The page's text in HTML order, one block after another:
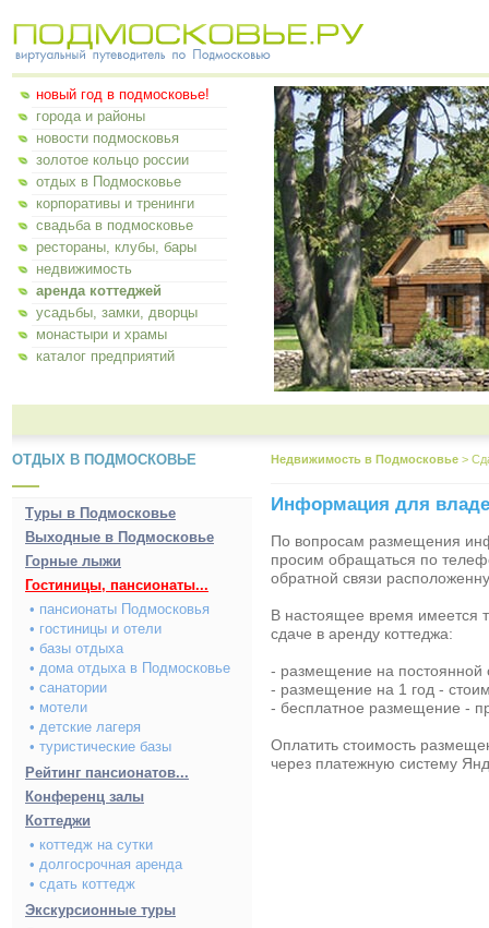
новый год в подмосковье!
города и районы
новости подмосковья
золотое кольцо россии
отдых в Подмосковье
корпоративы и тренинги
свадьба в подмосковье
рестораны, клубы, бары
недвижимость
аренда коттеджей
усадьбы, замки, дворцы
монастыри и храмы
каталог предприятий
ОТДЫХ В ПОДМОСКОВЬЕ
Туры в Подмосковье
Выходные в Подмосковье
Горные лыжи
Гостиницы, пансионаты...
• пансионаты Подмосковья
• гостиницы и отели
• базы отдыха
• дома отдыха в Подмосковье
• санатории
• мотели
• детские лагеря
• туристические базы
Рейтинг пансионатов...
Конференц залы
Коттеджи
• коттедж на сутки
• долгосрочная аренда
• сдать коттедж
Экскурсионные туры
Недвижимость в Подмосковье >
Информация для
По вопросам размещения
просим обращаться по
обратной связи
В настоящее время имеется
сдаче в аренду коттеджа:
- размещение на постоянной
- размещение на 1 год -
- бесплатное размещение -
Оплатить стоимость
через платежную систему